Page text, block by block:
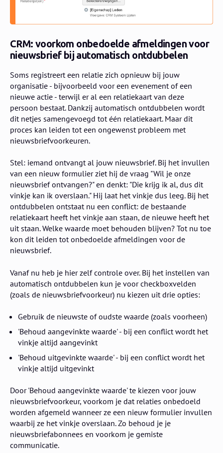
CRM: voorkom onbedoelde afmeldingen voor
nieuwsbrief bij automatisch ontdubbelen
Soms registreert een relatie zich opnieuw bij jouw
organisatie - bijvoorbeeld voor een evenement of een
nieuwe actie - terwijl er al een relatiekaart van deze
persoon bestaat. Dankzij automatisch ontdubbelen wordt
dit netjes samengevoegd tot één relatiekaart. Maar dit
proces kan leiden tot een ongewenst probleem met
nieuwsbriefvoorkeuren.
Stel: iemand ontvangt al jouw nieuwsbrief. Bij het invullen
van een nieuw formulier ziet hij de vraag "Wil je onze
nieuwsbrief ontvangen?" en denkt: "Die krijg ik al, dus dit
vinkje kan ik overslaan." Hij laat het vinkje dus leeg. Bij het
ontdubbelen ontstaat nu een conflict: de bestaande
relatiekaart heeft het vinkje aan staan, de nieuwe heeft het
uit staan. Welke waarde moet behouden blijven? Tot nu toe
kon dit leiden tot onbedoelde afmeldingen voor de
nieuwsbrief.
Vanaf nu heb je hier zelf controle over. Bij het instellen van
automatisch ontdubbelen kun je voor checkboxvelden
(zoals de nieuwsbriefvoorkeur) nu kiezen uit drie opties:
Gebruik de nieuwste of oudste waarde (zoals voorheen)
'Behoud aangevinkte waarde' - bij een conflict wordt het
vinkje altijd aangevinkt
'Behoud uitgevinkte waarde' - bij een conflict wordt het
vinkje altijd uitgevinkt
Door 'Behoud aangevinkte waarde' te kiezen voor jouw
nieuwsbriefvoorkeur, voorkom je dat relaties onbedoeld
worden afgemeld wanneer ze een nieuw formulier invullen
waarbij ze het vinkje overslaan. Zo behoud je je
nieuwsbriefabonnees en voorkom je gemiste
communicatie.